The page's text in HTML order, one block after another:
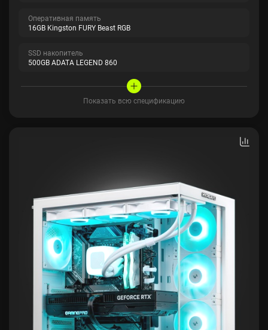
Оперативная память
16GB Kingston FURY Beast RGB
SSD накопитель
500GB ADATA LEGEND 860
Показать всю спецификацию